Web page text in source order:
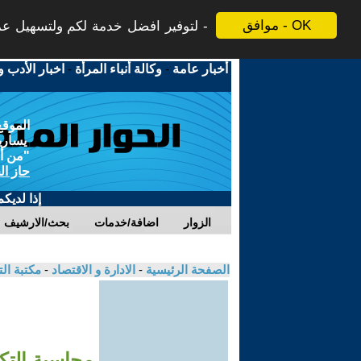
موافق - OK لتوفير افضل خدمة لكم ولتسهيل
أخبار عامة -وكالة أنباء المرأة - اخبار الأدب
"من
حاز
إذا
بحث/الارشيف اضافة/خدمات الزوار
الصفحة الرئيسية - الادارة و الاقتصاد - مكتبة